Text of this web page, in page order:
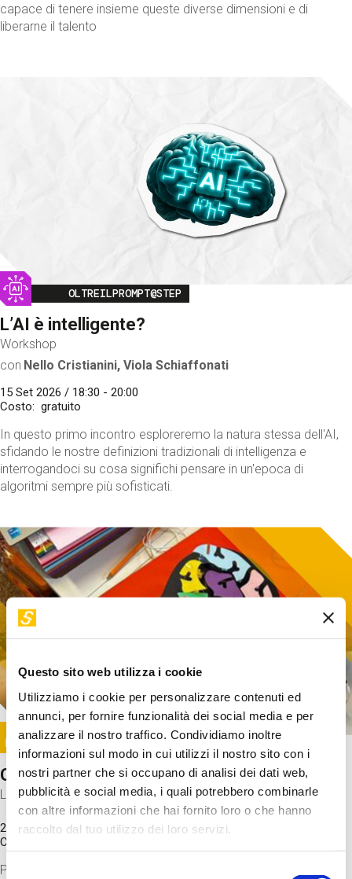
Questo sito web utilizza i cookie
Utilizziamo i cookie per personalizzare contenuti ed
annunci, per fornire funzionalità dei social media e per
analizzare il nostro traffico. Condividiamo inoltre
informazioni sul modo in cui utilizzi il nostro sito con i
nostri partner che si occupano di analisi dei dati web,
pubblicità e social media, i quali potrebbero combinarle
con altre informazioni che hai fornito loro o che hanno
raccolto dal tuo utilizzo dei loro servizi.
Selezione
capace di tenere insieme queste diverse dimensioni e di
liberarne il talento
Image
OLTREILPROMPT@STEP
L’AI è intelligente?
Workshop
con Nello Cristianini, Viola Schiaffonati
15 Set 2026 / 18:30 - 20:00
Costo
gratuito
In questo primo incontro esploreremo la natura stessa dell'AI,
sfidando le nostre definizioni tradizionali di intelligenza e
interrogandoci su cosa significhi pensare in un'epoca di
algoritmi sempre più sofisticati.
Image
SUNDAY@STEP
Come funziona il cervello?
Laboratorio
20 Set 2026 / 11:15 - 13:00
Costo
Proveremo a costruire un cervello in cartoncino cercando di